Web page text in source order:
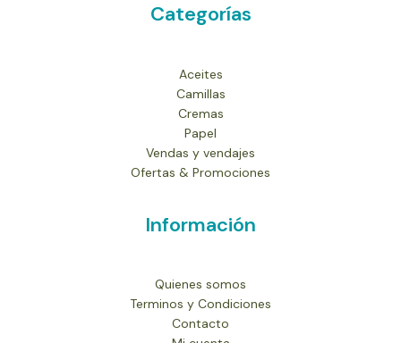
Categorías
Aceites
Camillas
Cremas
Papel
Vendas y vendajes
Ofertas & Promociones
Información
Quienes somos
Terminos y Condiciones
Contacto